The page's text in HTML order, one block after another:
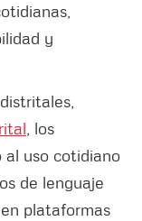
y
, los
al uso cotidiano
de lenguaje
plataformas